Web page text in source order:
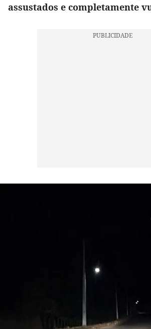
assustados e completamente